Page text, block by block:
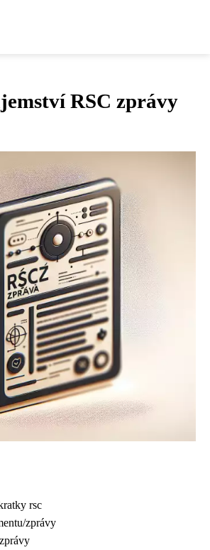
RSC zprávy
rsc
zprávy